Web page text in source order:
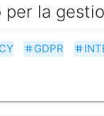
per la
tag
tag GDPR